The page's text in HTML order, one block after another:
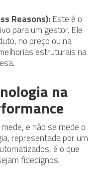
Reasons):Este é o
para um gestor. Ele
no preço ou na
estruturais na
na
e não se mede o
representada por um
é o que
fidedignos.